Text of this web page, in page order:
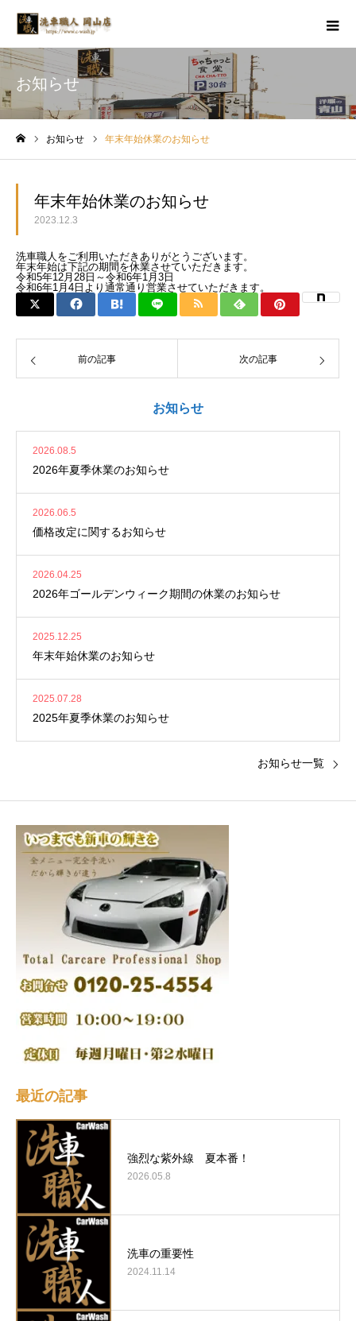
お知らせ
お知らせ 年末年始休業のお知らせ
年末年始休業のお知らせ
2023.12.3
洗車職人をご利用いただきありがとうございます。
年末年始は下記の期間を休業させていただきます。
令和5年12月28日～令和6年1月3日
令和6年1月4日より通常通り営業させていただきます。
前の記事 次の記事
お知らせ
2026.08.5
2026年夏季休業のお知らせ
2026.06.5
価格改定に関するお知らせ
2026.04.25
2026年ゴールデンウィーク期間の休業のお知らせ
2025.12.25
年末年始休業のお知らせ
2025.07.28
2025年夏季休業のお知らせ
お知らせ一覧
最近の記事
強烈な紫外線 夏本番！
2026.05.8
洗車の重要性
2024.11.14